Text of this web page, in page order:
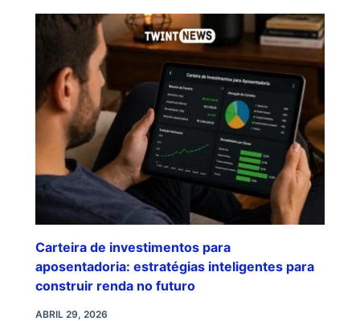
Carteira de investimentos para
aposentadoria: estratégias inteligentes para
construir renda no futuro
ABRIL 29, 2026